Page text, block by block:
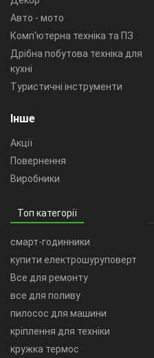
Авто - мото
Комп'ютерна техніка та ПЗ
Дрібна побутова техніка для
кухні
Туристичні інструменти
Інше
Акції
Повернення
Виробники
Топ категорії
смарт-годинники
купити електрошуруповерт
Все для ремонту
все для поливу
пилосос для машини
кріплення для техніки
кружка термос